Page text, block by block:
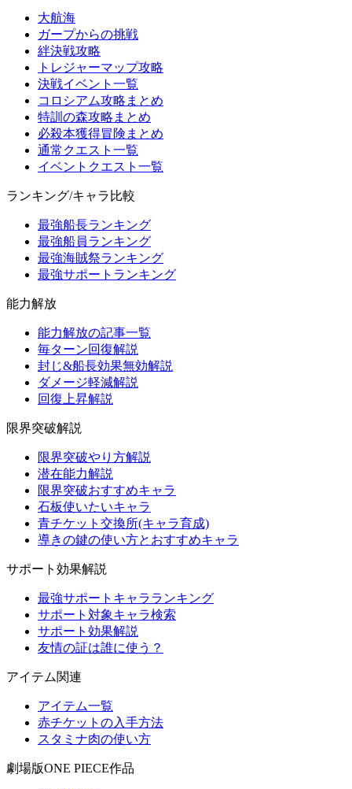
大航海
ガープからの挑戦
絆決戦攻略
トレジャーマップ攻略
決戦イベント一覧
コロシアム攻略まとめ
特訓の森攻略まとめ
必殺本獲得冒険まとめ
通常クエスト一覧
イベントクエスト一覧
ランキング/キャラ比較
最強船長ランキング
最強船員ランキング
最強海賊祭ランキング
最強サポートランキング
能力解放
能力解放の記事一覧
毎ターン回復解説
封じ&船長効果無効解説
ダメージ軽減解説
回復上昇解説
限界突破解説
限界突破やり方解説
潜在能力解説
限界突破おすすめキャラ
石板使いたいキャラ
青チケット交換所(キャラ育成)
導きの鍵の使い方とおすすめキャラ
サポート効果解説
最強サポートキャラランキング
サポート対象キャラ検索
サポート効果解説
友情の証は誰に使う？
アイテム関連
アイテム一覧
赤チケットの入手方法
スタミナ肉の使い方
劇場版ONE PIECE作品